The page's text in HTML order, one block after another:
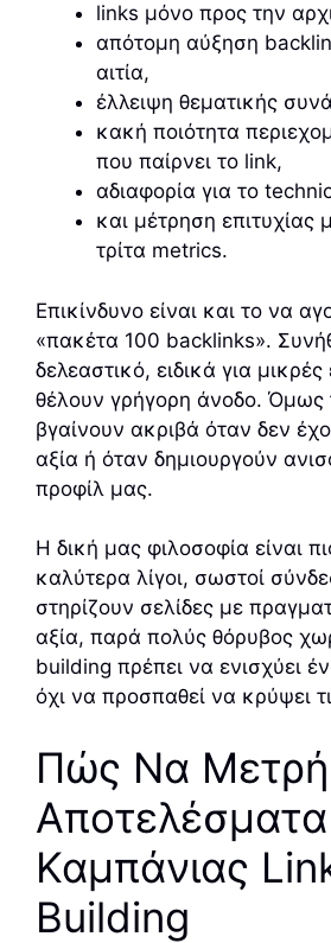
links μόνο προς την
απότομη αύξηση
αιτία,
έλλειψη θεματικής
κακή ποιότητα
που παίρνει το link,
αδιαφορία για το
και μέτρηση επιτυχίας
τρίτα metrics.
Επικίνδυνο είναι και το να
«πακέτα 100 backlinks».
δελεαστικό, ειδικά για μικρές
θέλουν γρήγορη άνοδο. Όμως
βγαίνουν ακριβά όταν δεν
αξία ή όταν δημιουργούν
προφίλ μας.
Η δική μας φιλοσοφία είναι
καλύτερα λίγοι, σωστοί
στηρίζουν σελίδες με
αξία, παρά πολύς θόρυβος
building πρέπει να ενισχύει
όχι να προσπαθεί να κρύψει
Πώς Να
Καμπάνιας
Building